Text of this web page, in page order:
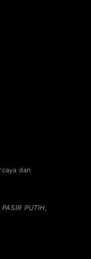
dan
PUTIH,